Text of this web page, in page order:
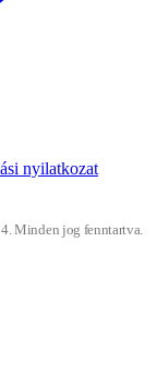
nyilatkozat
Minden jog fenntartva.